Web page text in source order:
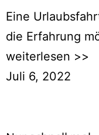
Eine
die Erfahrung
weiterlesen >>
Juli 6, 2022